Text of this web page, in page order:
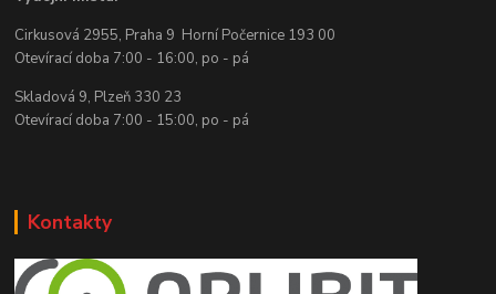
Cirkusová 2955, Praha 9 Horní Počernice 193 00
Otevírací doba 7:00 - 16:00, po - pá
Skladová 9, Plzeň 330 23
Otevírací doba 7:00 - 15:00, po - pá
Kontakty